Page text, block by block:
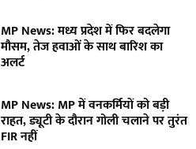
MP News: मध्य प्रदेश में फिर बदलेगा
मौसम, तेज हवाओं के साथ बारिश का
अलर्ट
MP News: MP में वनकर्मियों को बड़ी
राहत, ड्यूटी के दौरान गोली चलाने पर तुरंत
FIR नहीं